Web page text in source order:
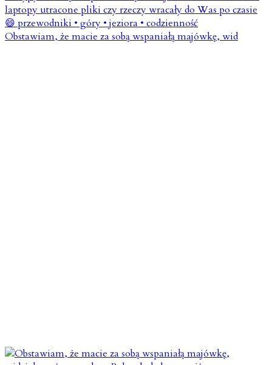
Obstawiam, że macie za sobą wspaniałą majówkę, wid